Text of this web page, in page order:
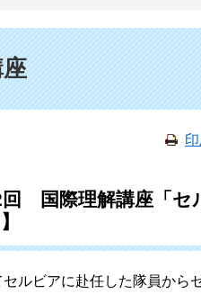
国際理解講座「セ
ルビアに赴任した隊員から